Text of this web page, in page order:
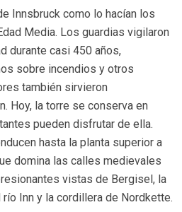
Innsbruck como lo hacían los
Media. Los guardias vigilaron
durante casi 450 años,
sobre incendios y otros
también sirvieron
Hoy, la torre se conserva en
pueden disfrutar de ella.
hasta la planta superior a
domina las calles medievales
vistas de Bergisel, la
Inn y la cordillera de Nordkette.